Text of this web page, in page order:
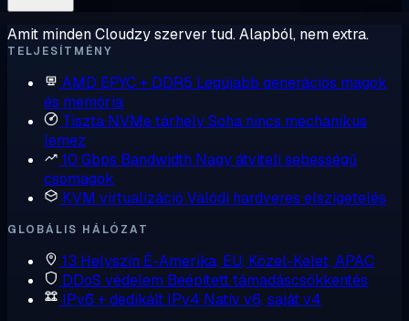
Amit minden Cloudzy szerver tud. Alapból, nem extra.
TELJESÍTMÉNY
AMD EPYC + DDR5 Legújabb generációs magok
és memória
Tiszta NVMe tárhelySoha nincs mechanikus
lemez
10 Gbps Bandwidth Nagy átviteli sebességű
csomagok
KVM virtualizáció Valódi hardveres elszigetelés
GLOBÁLIS HÁLÓZAT
13 Helyszín É-Amerika, EU, Közel-Kelet, APAC
DDoS védelem Beépített támadáscsökkentés
IPv6 + dedikált IPv4 Natív v6, saját v4